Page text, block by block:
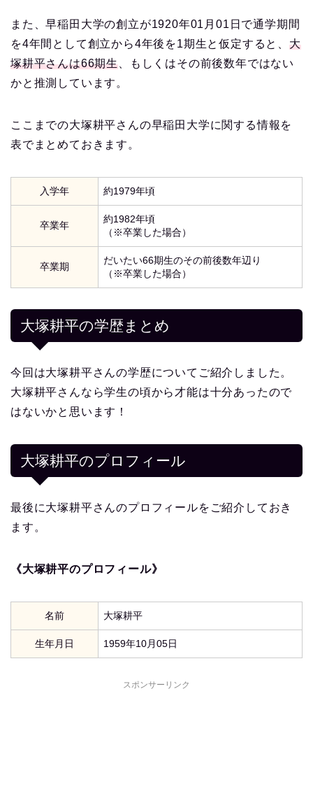
また、早稲田大学の創立が1920年01月01日で通学期間
を4年間として創立から4年後を1期生と仮定すると、 大
塚耕平さんは66期生 、もしくはその前後数年ではない
かと推測しています。
ここまでの大塚耕平さんの早稲田大学に関する情報を
表でまとめておきます。
入学年 約1979年頃
卒業年
約1982年頃
（※卒業した場合）
卒業期
だいたい66期生のその前後数年辺り
（※卒業した場合）
大塚耕平の学歴まとめ
今回は大塚耕平さんの学歴についてご紹介しました。
大塚耕平さんなら学生の頃から才能は十分あったので
はないかと思います！
大塚耕平のプロフィール
最後に大塚耕平さんのプロフィールをご紹介しておき
ます。
《大塚耕平のプロフィール》
名前 大塚耕平
生年月日 1959年10月05日
スポンサーリンク